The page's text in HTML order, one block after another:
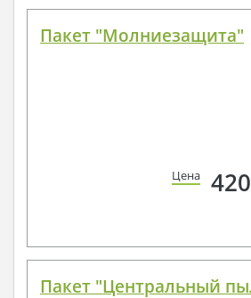
Пакет "Молниезащита"
Цена 420
Пакет "Центральный